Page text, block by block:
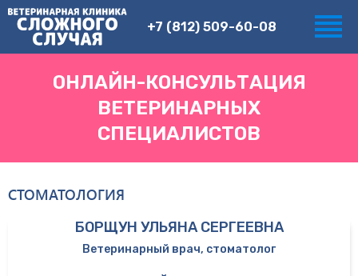
+7 (812) 509-60-08
ОНЛАЙН-КОНСУЛЬТАЦИЯ
ВЕТЕРИНАРНЫХ
СПЕЦИАЛИСТОВ
СТОМАТОЛОГИЯ
БОРЩУН УЛЬЯНА СЕРГЕЕВНА
Ветеринарный врач, стоматолог